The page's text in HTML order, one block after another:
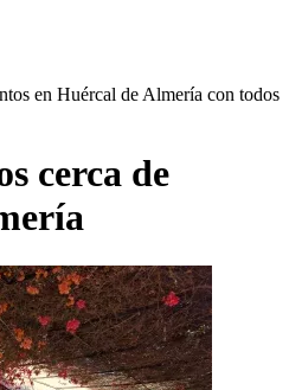
en Huércal de Almería con todos
cerca de